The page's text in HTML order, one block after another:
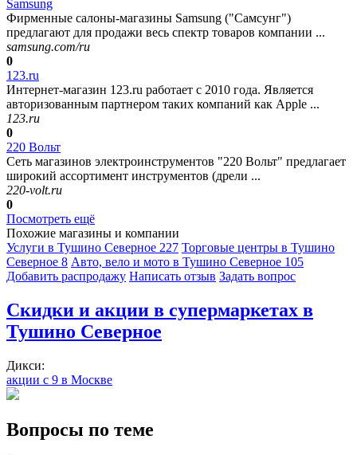
Samsung
Фирменные салоны-магазины Samsung ("Самсунг")
предлагают для продажи весь спектр товаров компании ...
samsung.com/ru
0
123.ru
Интернет-магазин 123.ru работает с 2010 года. Является
авторизованным партнером таких компаний как Apple ...
123.ru
0
220 Вольт
Сеть магазинов электроинструментов "220 Вольт" предлагает
широкий ассортимент инструментов (дрели ...
220-volt.ru
0
Посмотреть ещё
Похожие магазины и компании
Услуги в Тушино Северное 227 Торговые центры в Тушино
Северное 8 Авто, вело и мото в Тушино Северное 105
Добавить раcпродажу Написать отзыв Задать вопрос
Скидки и акции в супермаркетах в
Тушино Северное
Дикси:
акции с 9 в Москве
Вопросы по теме